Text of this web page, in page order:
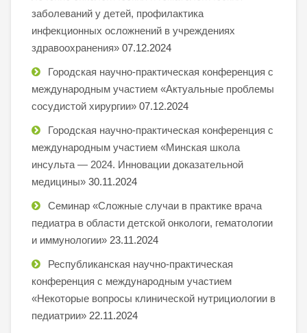
заболеваний у детей, профилактика
инфекционных осложнений в учреждениях
здравоохранения» 07.12.2024
Городская научно-практическая конференция с
международным участием «Актуальные проблемы
сосудистой хирургии» 07.12.2024
Городская научно-практическая конференция с
международным участием «Минская школа
инсульта — 2024. Инновации доказательной
медицины» 30.11.2024
Семинар «Сложные случаи в практике врача
педиатра в области детской онкологи, гематологии
и иммунологии» 23.11.2024
Республиканская научно-практическая
конференция с международным участием
«Некоторые вопросы клинической нутрициологии в
педиатрии» 22.11.2024